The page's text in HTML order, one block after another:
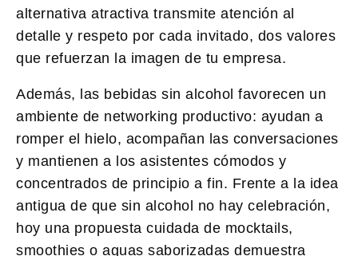
alternativa atractiva transmite atención al
detalle y respeto por cada invitado, dos valores
que refuerzan la imagen de tu empresa.
Además, las bebidas sin alcohol favorecen un
ambiente de networking productivo: ayudan a
romper el hielo, acompañan las conversaciones
y mantienen a los asistentes cómodos y
concentrados de principio a fin. Frente a la idea
antigua de que sin alcohol no hay celebración,
hoy una propuesta cuidada de mocktails,
smoothies o aguas saborizadas demuestra